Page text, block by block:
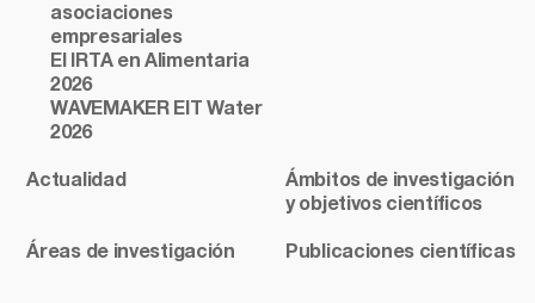
asociaciones
empresariales
El IRTA en Alimentaria
2026
WAVEMAKER EIT Water
2026
Actualidad
Ámbitos de investigación
y objetivos científicos
Áreas de investigación Publicaciones científicas